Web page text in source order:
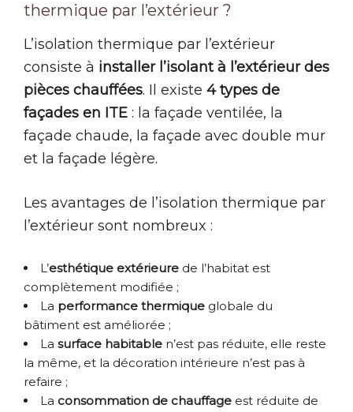
thermique par l’extérieur ?
L’isolation thermique par l’extérieur
consiste à installer l’isolant à l’extérieur des
pièces chauffées. Il existe 4 types de
façades en ITE : la façade ventilée, la
façade chaude, la façade avec double mur
et la façade légère.
Les avantages de l’isolation thermique par
l’extérieur sont nombreux :
L’esthétique extérieure de l’habitat est
complètement modifiée ;
La performance thermique globale du
bâtiment est améliorée ;
La surface habitable n’est pas réduite, elle reste
la même, et la décoration intérieure n’est pas à
refaire ;
La consommation de chauffage est réduite de